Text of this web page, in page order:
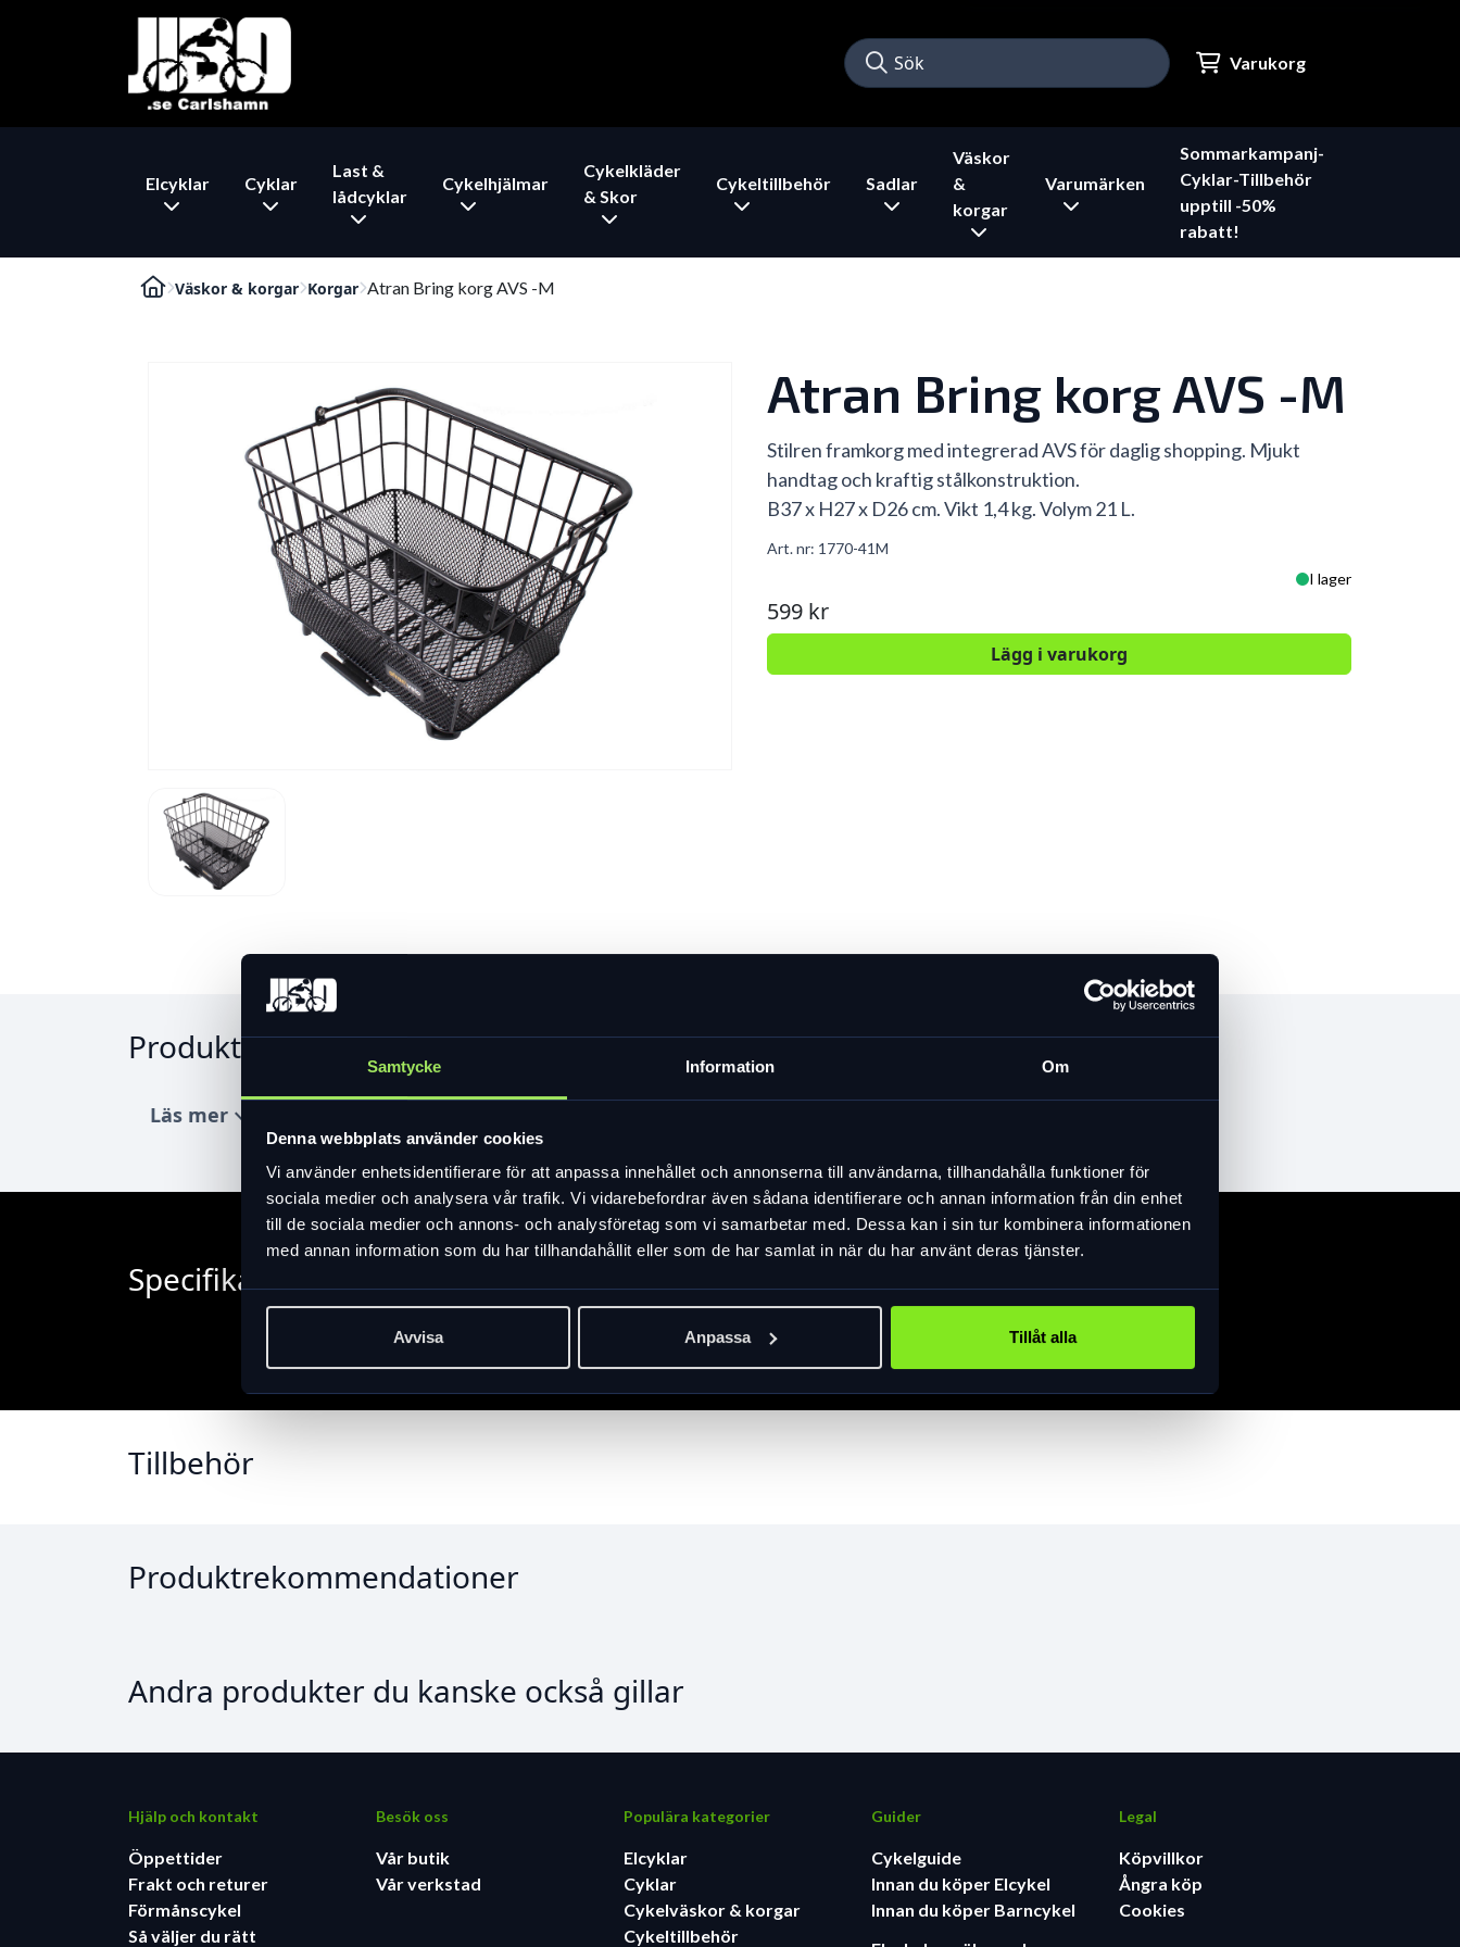
Samtycke Information Om
Denna webbplats använder cookies
Vi använder enhetsidentifierare för att anpassa innehållet och annonserna till användarna, tillhandahålla funktioner för
sociala medier och analysera vår trafik. Vi vidarebefordrar även sådana identifierare och annan information från din enhet
till de sociala medier och annons- och analysföretag som vi samarbetar med. Dessa kan i sin tur kombinera informationen
med annan information som du har tillhandahållit eller som de har samlat in när du har använt deras tjänster.
Avvisa Anpassa Tillåt alla
Varukorg
Elcyklar Cyklar
Last &
lådcyklar
Cykelhjälmar
Cykelkläder
& Skor
Cykeltillbehör Sadlar
Väskor
&
korgar
Varumärken
Sommarkampanj-
Cyklar-Tillbehör
upptill -50%
rabatt!
Väskor & korgar Korgar Atran Bring korg AVS -M
Atran Bring korg AVS -M
Stilren framkorg med integrerad AVS för daglig shopping. Mjukt
handtag och kraftig stålkonstruktion.
B37 x H27 x D26 cm. Vikt 1,4 kg. Volym 21 L.
Art. nr: 1770-41M
I lager
599 kr
Lägg i varukorg
Produktinformation
Läs mer expand_more
Specifikation
Tillbehör
Produktrekommendationer
Andra produkter du kanske också gillar
Hjälp och kontakt
Öppettider
Frakt och returer
Förmånscykel
Så väljer du rätt
Besök oss
Vår butik
Vår verkstad
Populära kategorier
Elcyklar
Cyklar
Cykelväskor & korgar
Cykeltillbehör
Guider
Cykelguide
Innan du köper Elcykel
Innan du köper Barncykel
Legal
Köpvillkor
Ångra köp
Cookies